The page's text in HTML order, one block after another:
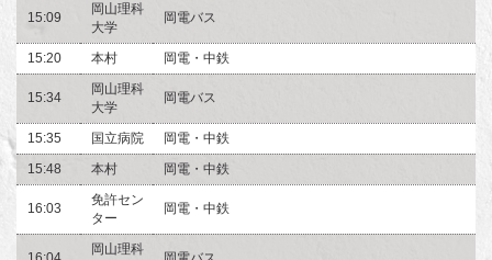
15:09
岡山理科
大学
岡電バス
15:20 本村 岡電・中鉄
15:34
岡山理科
大学
岡電バス
15:35 国立病院
岡電・中鉄
15:48
本村 岡電・中鉄
16:03
免許セン
ター
岡電・中鉄
岡山理科